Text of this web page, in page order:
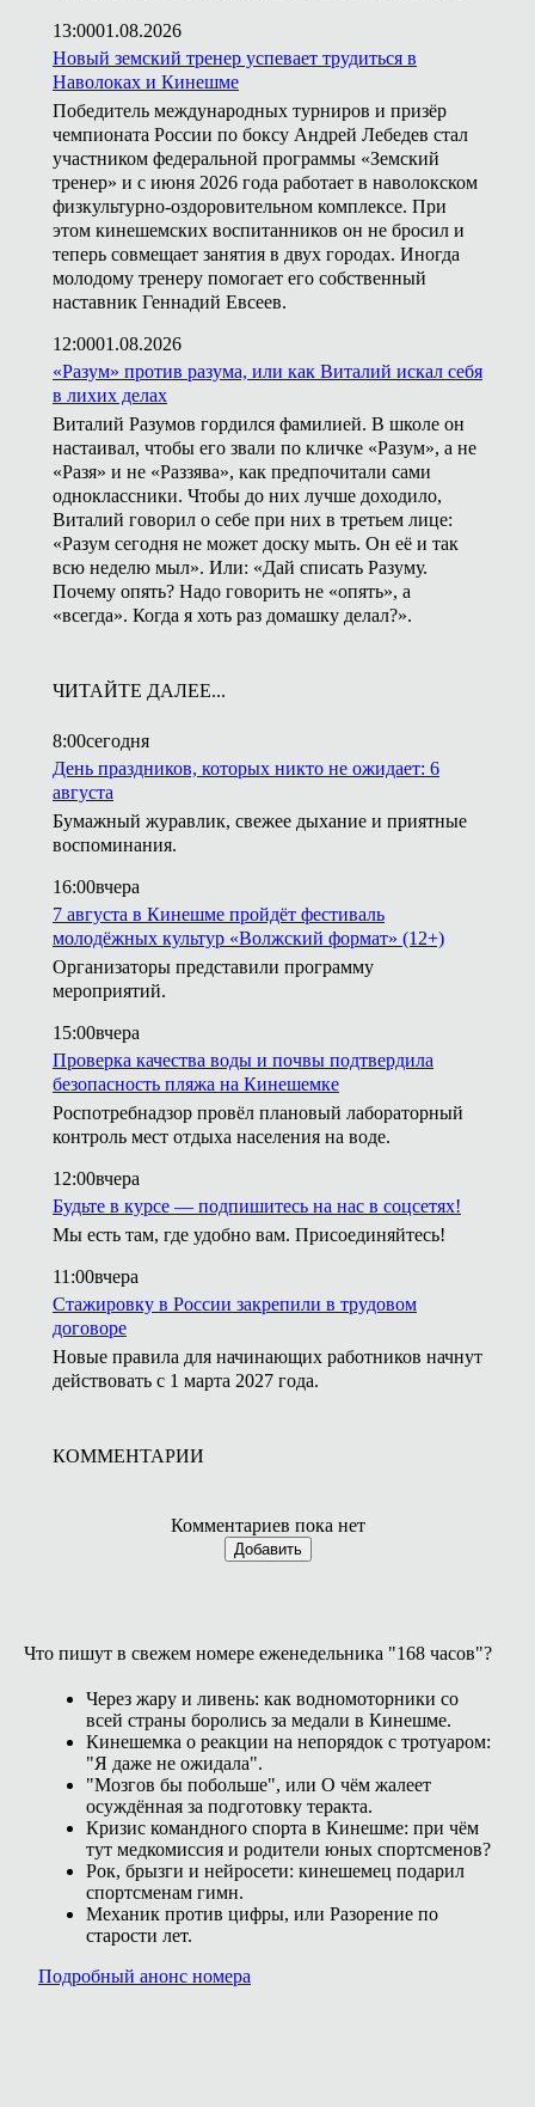
13:0001.08.2026
Новый земский тренер успевает трудиться в
Наволоках и Кинешме
Победитель международных турниров и призёр
чемпионата России по боксу Андрей Лебедев стал
участником федеральной программы «Земский
тренер» и с июня 2026 года работает в наволокском
физкультурно-оздоровительном комплексе. При
этом кинешемских воспитанников он не бросил и
теперь совмещает занятия в двух городах. Иногда
молодому тренеру помогает его собственный
наставник Геннадий Евсеев.
12:0001.08.2026
«Разум» против разума, или как Виталий искал себя
в лихих делах
Виталий Разумов гордился фамилией. В школе он
настаивал, чтобы его звали по кличке «Разум», а не
«Разя» и не «Раззява», как предпочитали сами
одноклассники. Чтобы до них лучше доходило,
Виталий говорил о себе при них в третьем лице:
«Разум сегодня не может доску мыть. Он её и так
всю неделю мыл». Или: «Дай списать Разуму.
Почему опять? Надо говорить не «опять», а
«всегда». Когда я хоть раз домашку делал?».
ЧИТАЙТЕ ДАЛЕЕ...
8:00сегодня
День праздников, которых никто не ожидает: 6
августа
Бумажный журавлик, свежее дыхание и приятные
воспоминания.
16:00вчера
7 августа в Кинешме пройдёт фестиваль
молодёжных культур «Волжский формат» (12+)
Организаторы представили программу
мероприятий.
15:00вчера
Проверка качества воды и почвы подтвердила
безопасность пляжа на Кинешемке
Роспотребнадзор провёл плановый лабораторный
контроль мест отдыха населения на воде.
12:00вчера
Будьте в курсе — подпишитесь на нас в соцсетях!
Мы есть там, где удобно вам. Присоединяйтесь!
11:00вчера
Стажировку в России закрепили в трудовом
договоре
Новые правила для начинающих работников начнут
действовать с 1 марта 2027 года.
КОММЕНТАРИИ
Комментариев пока нет
Добавить
Что пишут в свежем номере еженедельника "168 часов"?
Через жару и ливень: как водномоторники со
всей страны боролись за медали в Кинешме.
Кинешемка о реакции на непорядок с тротуаром:
"Я даже не ожидала".
"Мозгов бы побольше", или О чём жалеет
осуждённая за подготовку теракта.
Кризис командного спорта в Кинешме: при чём
тут медкомиссия и родители юных спортсменов?
Рок, брызги и нейросети: кинешемец подарил
спортсменам гимн.
Механик против цифры, или Разорение по
старости лет.
Подробный анонс номера